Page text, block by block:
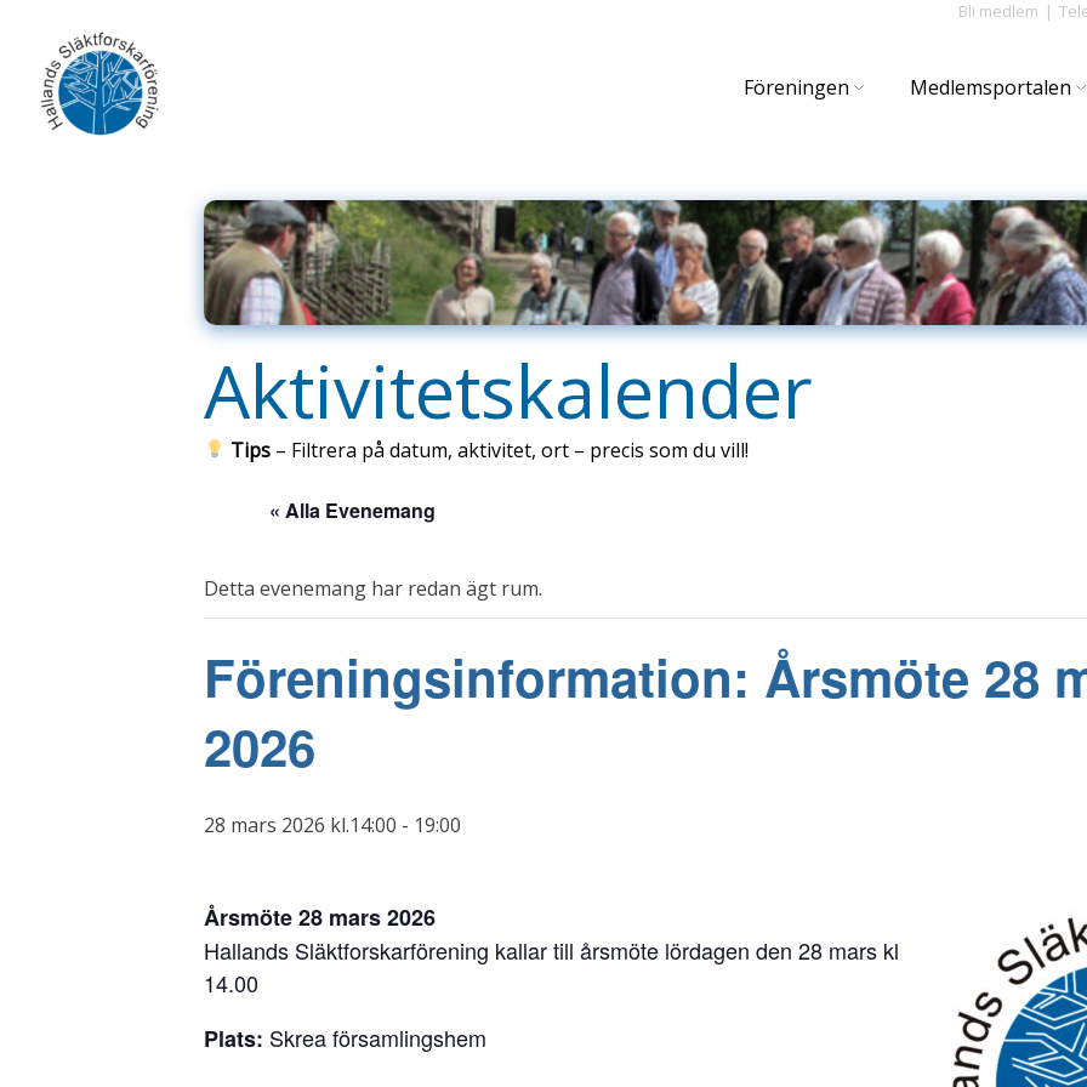
content
Bli medlem
Föreningen Medlemsportalen
Aktivitetskalender
Tips – Filtrera på datum, aktivitet, ort – precis som du vill!
« Alla Evenemang
Detta evenemang har redan ägt rum.
Föreningsinformation: Årsmöte 28
2026
28 mars 2026 kl.14:00 - 19:00
Årsmöte 28 mars 2026
Hallands Släktforskarförening kallar till årsmöte lördagen den 28 mars kl
14.00
Plats: Skrea församlingshem